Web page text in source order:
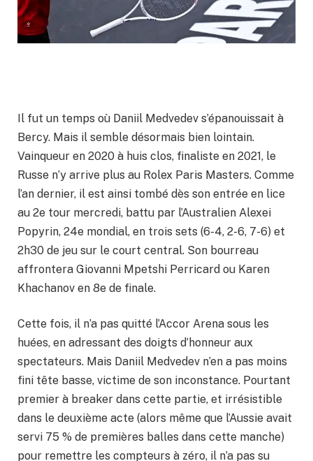
Il fut un temps où Daniil Medvedev s’épanouissait à
Bercy. Mais il semble désormais bien lointain.
Vainqueur en 2020 à huis clos, finaliste en 2021, le
Russe n’y arrive plus au Rolex Paris Masters. Comme
l’an dernier, il est ainsi tombé dès son entrée en lice
au 2e tour mercredi, battu par l’Australien Alexei
Popyrin, 24e mondial, en trois sets (6-4, 2-6, 7-6) et
2h30 de jeu sur le court central. Son bourreau
affrontera Giovanni Mpetshi Perricard ou Karen
Khachanov en 8e de finale.
Cette fois, il n’a pas quitté l’Accor Arena sous les
huées, en adressant des doigts d’honneur aux
spectateurs. Mais Daniil Medvedev n’en a pas moins
fini tête basse, victime de son inconstance. Pourtant
premier à breaker dans cette partie, et irrésistible
dans le deuxième acte (alors même que l’Aussie avait
servi 75 % de premières balles dans cette manche)
pour remettre les compteurs à zéro, il n’a pas su